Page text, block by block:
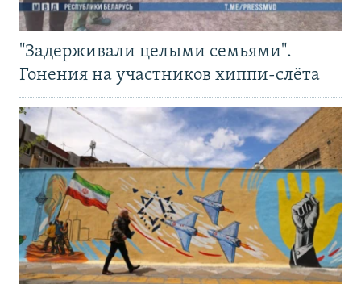
"Задерживали целыми семьями".
Гонения на участников хиппи-слёта